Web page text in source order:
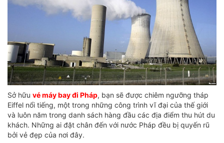
Sở hữu vé máy bay đi Pháp, bạn sẽ được chiêm ngưỡng tháp
Eiffel nổi tiếng, một trong những công trình vĩ đại của thế giới
và luôn năm trong danh sách hàng đầu các địa điểm thu hút du
khách. Những ai đặt chân đến với nước Pháp đều bị quyến rũ
bởi vẻ đẹp của nơi đây.